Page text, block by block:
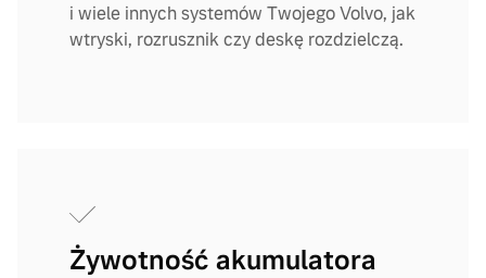
i wiele innych systemów Twojego Volvo, jak
wtryski, rozrusznik czy deskę rozdzielczą.
Żywotność akumulatora